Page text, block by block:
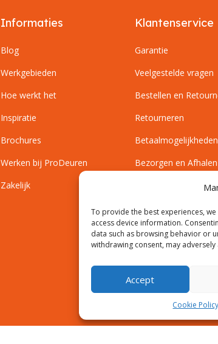
To provide the best experiences,
access device information.
data such as browsing behavior or
withdrawing consent, may
Accept
Cookie Policy
Informaties
Blog
Werkgebieden
Hoe werkt het
Inspiratie
Brochures
Werken bij ProDeuren
Zakelijk
Klantenservice
Garantie
Veelgestelde vragen
Bestellen en
Retourneren
Betaalmogelijkheden
Bezorgen en Afhalen
Inmeetservice